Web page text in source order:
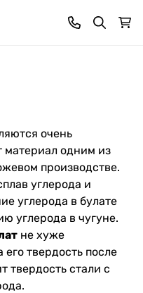
очень
материал одним из
производстве.
углерода и
углерода в булате
углерода в чугуне.
не хуже
его твердость после
твердость стали с